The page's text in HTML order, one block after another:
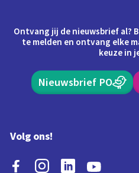
Ontvang jij de nieuwsbrief al?
te melden en ontvang elke
keuze in
Nieuwsbrief PO
Volg ons!